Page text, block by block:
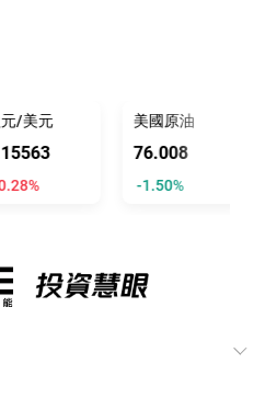
/美元 美國原油
76.008
-1.50%